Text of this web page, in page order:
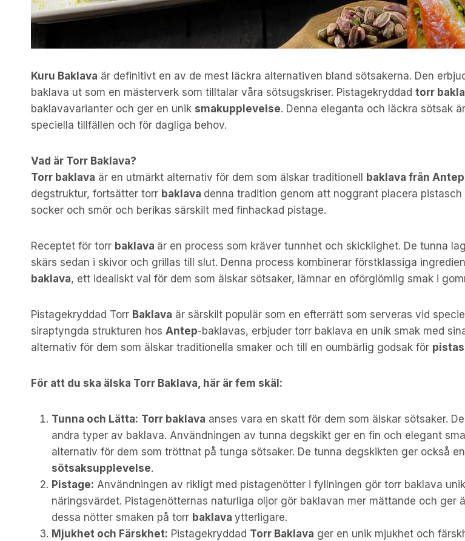
Kuru Baklava är definitivt en av de mest läckra alternativen bland sötsakerna. Den
baklava ut som en mästerverk som tilltalar våra sötsugskriser. Pistagekryddad torr
baklavavarianter och ger en unik smakupplevelse. Denna eleganta och läckra sötsak
speciella tillfällen och för dagliga behov.
Vad är Torr Baklava?
Torr baklava är en utmärkt alternativ för dem som älskar traditionell baklava från Antep
degstruktur, fortsätter torr baklava denna tradition genom att noggrant placera
socker och smör och berikas särskilt med finhackad pistage.
Receptet för torr baklava är en process som kräver tunnhet och skicklighet. De tunna
skärs sedan i skivor och grillas till slut. Denna process kombinerar förstklassiga
baklava, ett idealiskt val för dem som älskar sötsaker, lämnar en oförglömlig smak i
Pistagekryddad Torr Baklava är särskilt populär som en efterrätt som serveras vid
siraptyngda strukturen hos Antep-baklavas, erbjuder torr baklava en unik smak med
alternativ för dem som älskar traditionella smaker och till en oumbärlig godsak för
För att du ska älska Torr Baklava, här är fem skäl:
Tunna och Lätta: Torr baklava anses vara en skatt för dem som älskar sötsaker.
andra typer av baklava. Användningen av tunna degskikt ger en fin och elegant
alternativ för dem som tröttnat på tunga sötsaker. De tunna degskikten ger också
sötsaksupplevelse.
Pistage: Användningen av rikligt med pistagenötter i fyllningen gör torr baklava
näringsvärdet. Pistagenötternas naturliga oljor gör baklavan mer mättande och ger
dessa nötter smaken på torr baklava ytterligare.
Mjukhet och Färskhet: Pistagekryddad Torr Baklava ger en unik mjukhet och